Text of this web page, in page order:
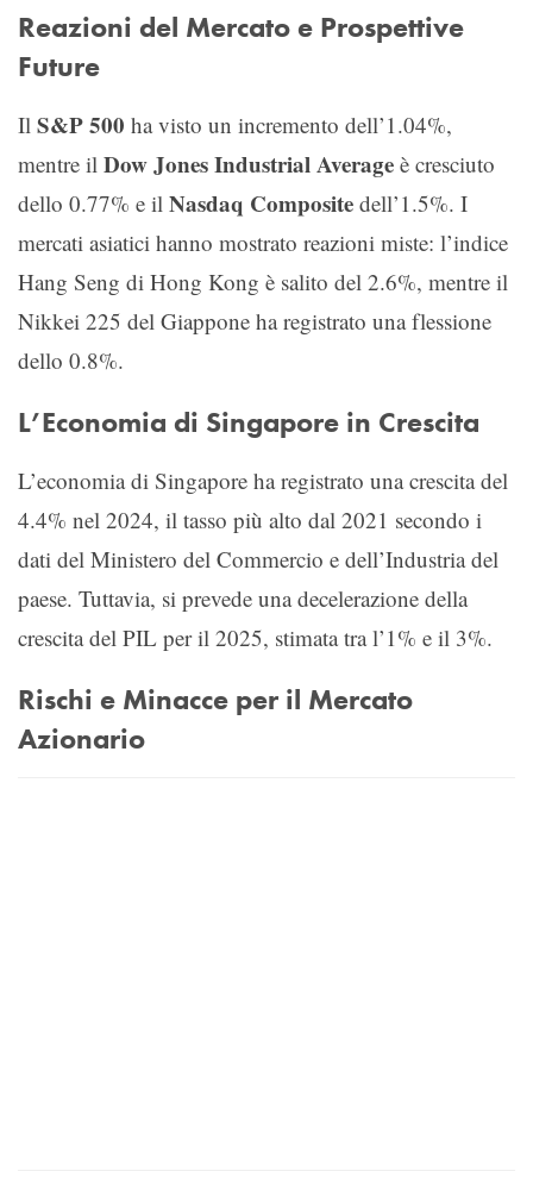
Reazioni del Mercato e Prospettive
Future
Il S&P 500 ha visto un incremento dell’1.04%,
mentre il Dow Jones Industrial Average è cresciuto
dello 0.77% e il Nasdaq Composite dell’1.5%. I
mercati asiatici hanno mostrato reazioni miste: l’indice
Hang Seng di Hong Kong è salito del 2.6%, mentre il
Nikkei 225 del Giappone ha registrato una flessione
dello 0.8%.
L’Economia di Singapore in Crescita
L’economia di Singapore ha registrato una crescita del
4.4% nel 2024, il tasso più alto dal 2021 secondo i
dati del Ministero del Commercio e dell’Industria del
paese. Tuttavia, si prevede una decelerazione della
crescita del PIL per il 2025, stimata tra l’1% e il 3%.
Rischi e Minacce per il Mercato
Azionario